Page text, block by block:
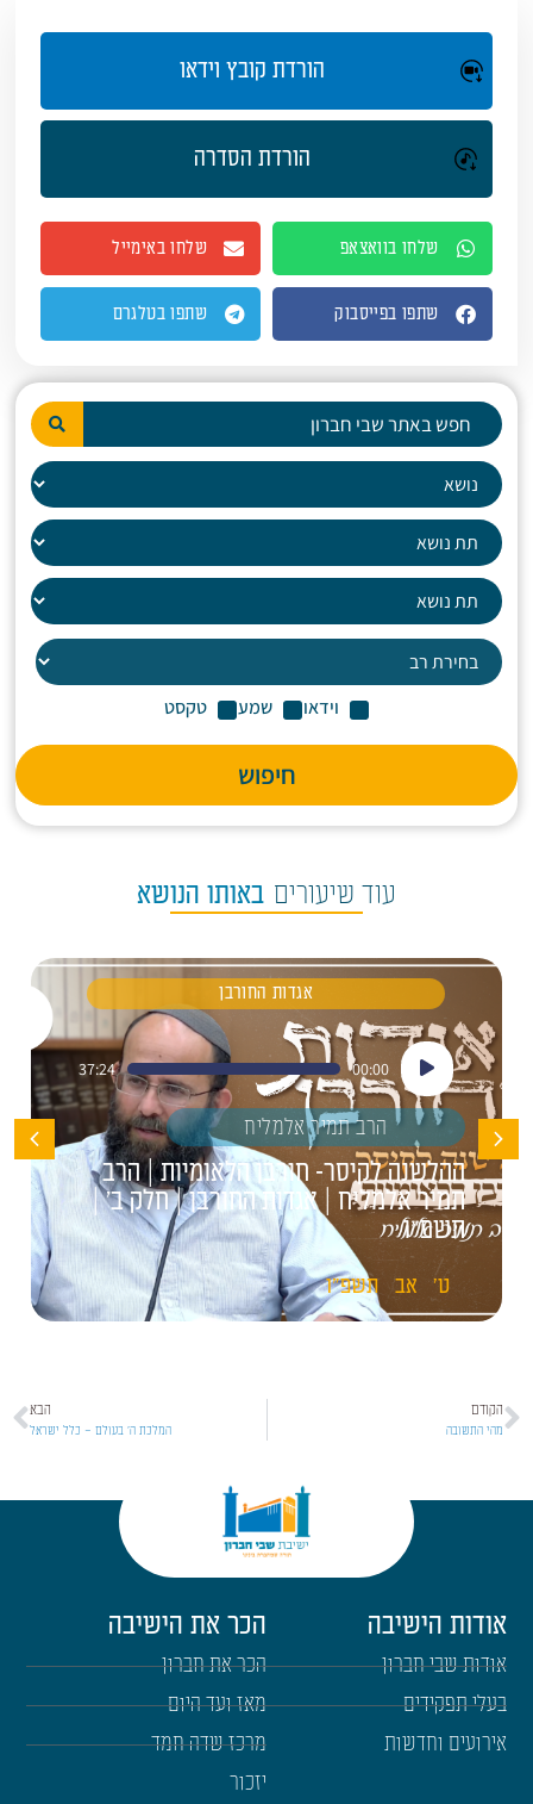
הורדת קובץ וידאו
הורדת הסדרה
שלחו בוואצאפ שלחו באימייל
שתפו בפייסבוק שתפו בטלגרם
וידאו שמע טקסט
חיפוש
עוד שיעורים באותו הנושא
אגדות החורבן
נגן
אודיו
00:00
37:24
הרב תמיר אלמליח
ההלשנה לקיסר- חורבן הלאומיות | הרב
תמיר אלמליח | אגדות החורבן | חלק ב' |
תשפ"ו
ט' אב תשפ"ו
הקודם
מהי התשובה
הבא
המלכת ה' בעולם – כלל ישראל
אודות הישיבה
אודות שבי חברון
בעלי תפקידים
אירועים וחדשות
הכר את הישיבה
הכר את חברון
מאז ועד היום
מרכז שדה חמד
יזכור